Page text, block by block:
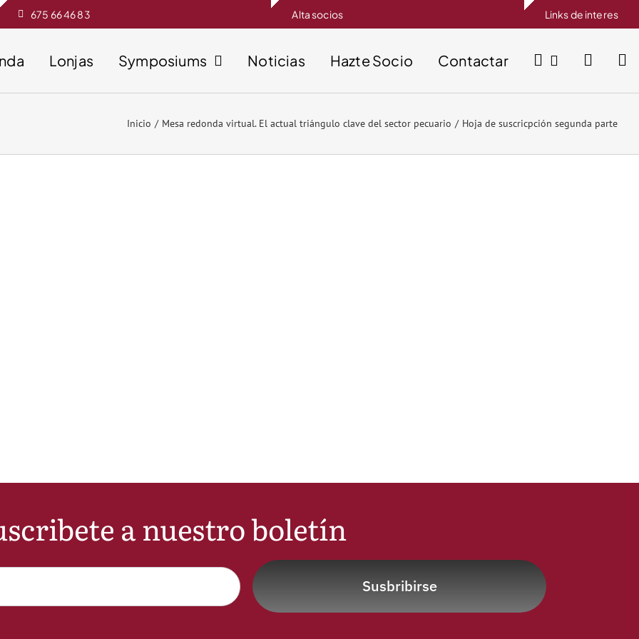
675 66 46 83 Alta socios Links de interes
Lonjas Symposiums Noticias Hazte Socio Contactar
Inicio Mesa redonda virtual. El actual triángulo clave del sector pecuario Hoja de suscricpción segunda parte
a nuestro boletín
Susbribirse